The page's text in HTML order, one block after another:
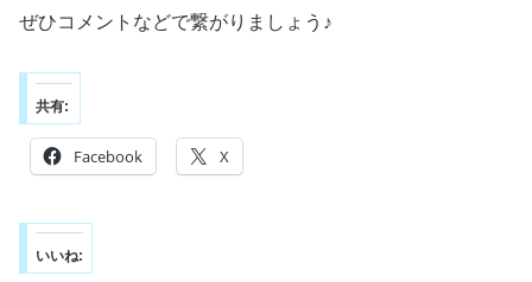
ぜひコメントなどで繋がりましょう♪
共有:
Facebook X
いいね: